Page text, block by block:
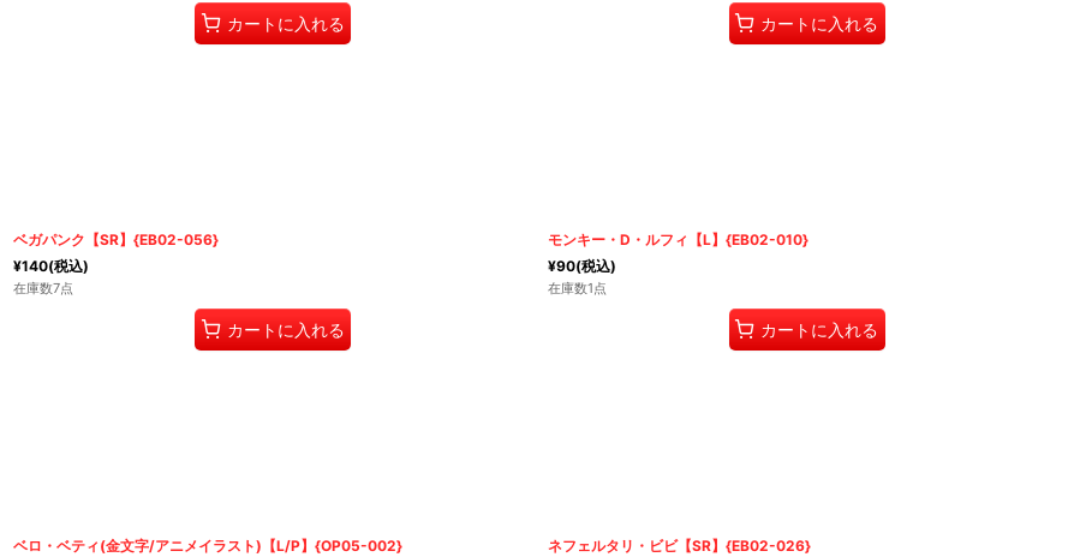
カートに入れる カートに入れる
ベガパンク【SR】{EB02-056}
¥140(税込)
在庫数7点
カートに入れる
モンキー・D・ルフィ【L】{EB02-010}
¥90(税込)
在庫数1点
カートに入れる
ベロ・ベティ(金文字/アニメイラスト)【L/P】{OP05-002} ネフェルタリ・ビビ【SR】{EB02-026}